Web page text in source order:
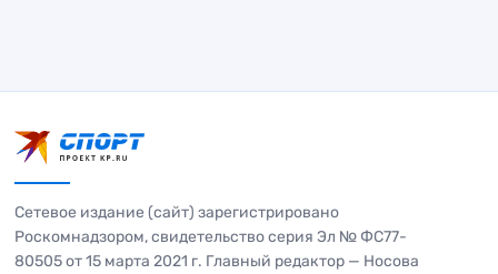
Сетевое издание (сайт) зарегистрировано
Роскомнадзором, свидетельство серия Эл № ФС77-
80505 от 15 марта 2021 г. Главный редактор — Носова